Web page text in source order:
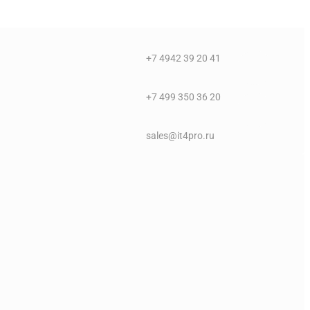
+7 4942 39 20 41
+7 499 350 36 20
sales@it4pro.ru